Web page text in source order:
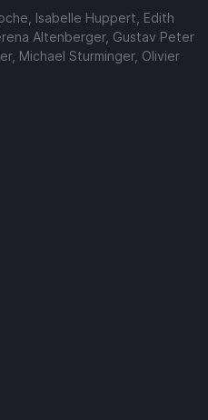
Isabelle Huppert, Edith
Altenberger, Gustav Peter
Michael Sturminger, Olivier